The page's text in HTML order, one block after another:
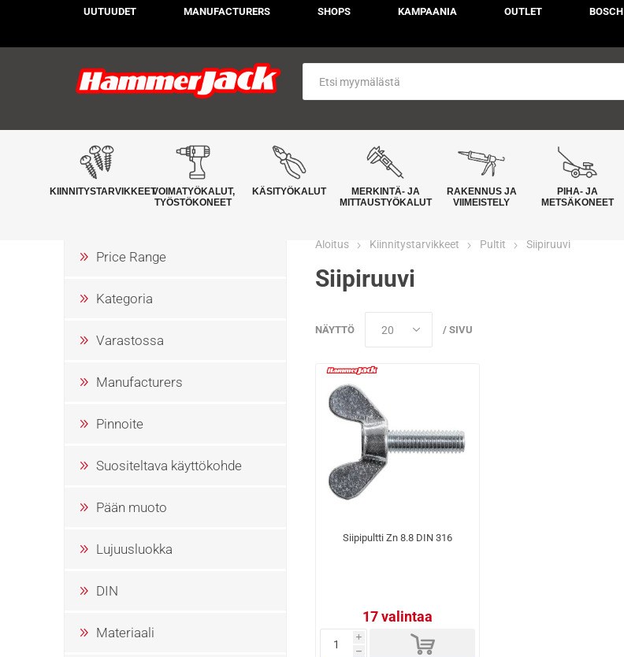
UUTUUDET MANUFACTURERS SHOPS KAMPAANIA OUTLET BOSCH
KIINNITYSTARVIKKEETVOIMATYÖKALUT,
TYÖSTÖKONEET
KÄSITYÖKALUT
MERKINTÄ- JA
MITTAUSTYÖKALUT
RAKENNUS JA
VIIMEISTELY
PIHA- JA
METSÄKONEET
Aloitus Kiinnitystarvikkeet Pultit Siipiruuvi
Siipiruuvi
NÄYTTÖ / SIVU
Siipipultti Zn 8.8 DIN 316
17 valintaa
i
h d
Price Range
Kategoria
Varastossa
Manufacturers
Pinnoite
Suositeltava käyttökohde
Pään muoto
Lujuusluokka
DIN
Materiaali